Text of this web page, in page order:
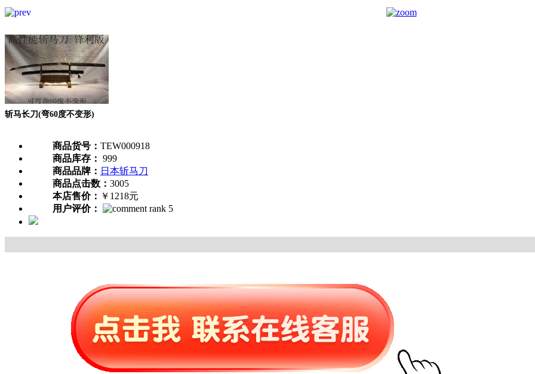
斩马长刀(弯60度不变形)
商品货号： TEW000918
商品库存： 999
商品品牌： 日本斩马刀
商品点击数： 3005
本店售价： ￥1218元
用户评价：